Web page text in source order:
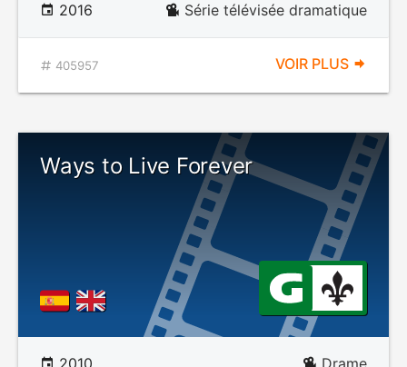
2016 Série télévisée dramatique
405957 VOIR PLUS
Ways to Live Forever
2010 Drame